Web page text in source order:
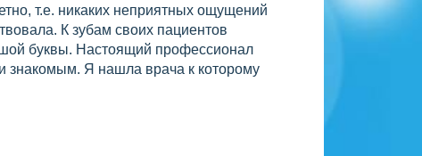
т.е. никаких неприятных ощущений
К зубам своих пациентов
буквы. Настоящий профессионал
знакомым. Я нашла врача к которому